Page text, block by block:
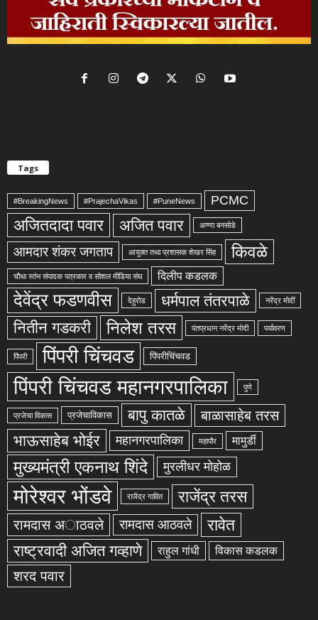
Tags
#BreakingNews #PrajechaVikas #PuneNews PCMC
अजितदादा पवार अजित पवार अण्णा बनसोडे
आमदार शंकर जगताप आयुक्त तथा प्रशासक शेखर सिंह किवळे
चौथा स्तंभ संपादक पत्रकार व सोशल मीडिया संघ दिलीप कडलक
देवेंद्र फडणवीस देहुरोड धर्मपाल तंतरपाळे नरेंद्र मोदीं
नितीन गडकरी निलेश तरस पंतप्रधान नरेंद्र मोदी पर्यावरण
पिंपरी पिंपरी चिंचवड पिंपरीचिंचवड
पिंपरी चिंचवड महानगरपालिका पुणे
प्रजेचा विकास प्रजेचाविकास बापु कातळे बाळासाहेब तरस
भाऊसाहेब भोईर महानगरपालिका महापौर मामुर्डी
मुख्यमंत्री एकनाथ शिंदे मुरलीधर मोहोळ
मोरेश्वर भोंडवे राजेंद्र गावित राजेंद्र तरस
रामदास अाठवले रामदास आठवले रावेत
राष्ट्रवादी अजित गव्हाणे राहुल गांधी विकास कडलक
शरद पवार